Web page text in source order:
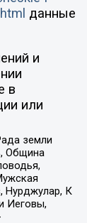
данные
и
в
или
земли
Община
Нурджулар, К
Иеговы,